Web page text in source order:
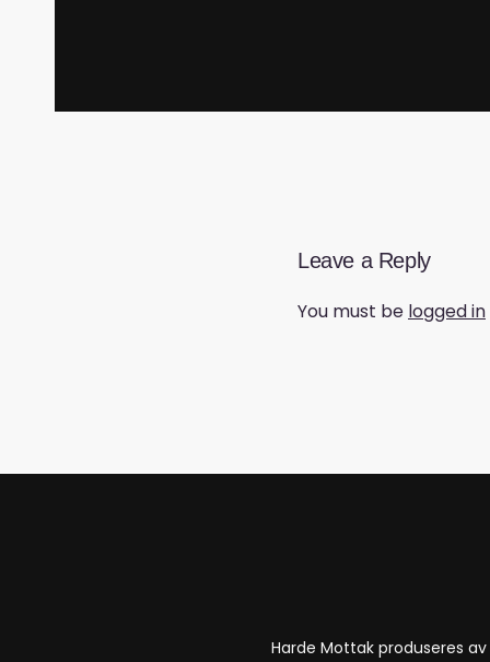
Leave a Reply
You must be logged in
Harde Mottak produseres av